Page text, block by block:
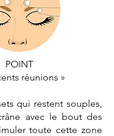
POINT
réunions »
qui restent souples,
avec le bout des
toute cette zone